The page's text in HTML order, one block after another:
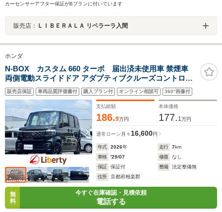
カーセンサーアフター保証がBプランに付いています
販売店： ＬＩＢＥＲＡＬＡ リベラーラ入間
ホンダ
N-BOX カスタム 660 ターボ 届出済未使用車 禁煙車
両側電動スライドドア アダプティブクルーズコントロー
ル 衝突被害軽減ブレーキ LEDヘッドライト 純正アルミホ
イール 電動パーキングブレーキ オートブレーキホールド
シートヒーター
販売店保証 車両品質評価書付 購入プラン付 オンライン相談可 360°画像付
支払総額
186.9万円
本体価格
177. 1 万円
通常ローン 月々 16,600円
年式 2026年 走行 7km
車検
'29/07 修復
なし
保証
保証付 整備
法定整備無
住所
京都府相楽郡
無
料
今すぐ在庫確認・見積依頼
電話する